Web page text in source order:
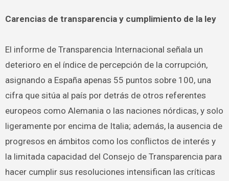
Carencias de transparencia y cumplimiento de la ley
El informe de Transparencia Internacional señala un
deterioro en el índice de percepción de la corrupción,
asignando a España apenas 55 puntos sobre 100, una
cifra que sitúa al país por detrás de otros referentes
europeos como Alemania o las naciones nórdicas, y solo
ligeramente por encima de Italia; además, la ausencia de
progresos en ámbitos como los conflictos de interés y
la limitada capacidad del Consejo de Transparencia para
hacer cumplir sus resoluciones intensifican las críticas